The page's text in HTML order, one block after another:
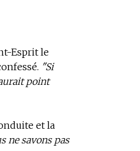
Esprit le
"Si
point
et la
ne savons pas